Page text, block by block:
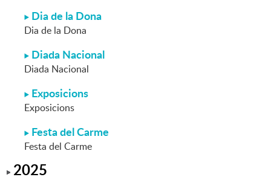
Dia de la Dona
Dia de la Dona
Diada Nacional
Diada Nacional
Exposicions
Exposicions
Festa del Carme
Festa del Carme
2025